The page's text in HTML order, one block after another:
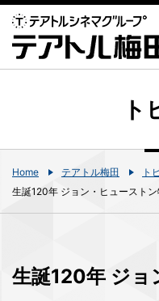
ト
Home テアトル梅田
ト
生誕120年 ジョン・ヒュースト
生誕120年 ジョ